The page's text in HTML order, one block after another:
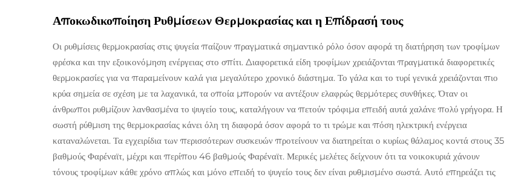
Αποκωδικοποίηση Ρυθμίσεων Θερμοκρασίας και η Επίδρασή τους
Οι ρυθμίσεις θερμοκρασίας στις ψυγεία παίζουν πραγματικά σημαντικό ρόλο όσον αφορά τη διατήρηση των τροφίμων
φρέσκα και την εξοικονόμηση ενέργειας στο σπίτι. Διαφορετικά είδη τροφίμων χρειάζονται πραγματικά διαφορετικές
θερμοκρασίες για να παραμείνουν καλά για μεγαλύτερο χρονικό διάστημα. Το γάλα και το τυρί γενικά χρειάζονται πιο
κρύα σημεία σε σχέση με τα λαχανικά, τα οποία μπορούν να αντέξουν ελαφρώς θερμότερες συνθήκες. Όταν οι
άνθρωποι ρυθμίζουν λανθασμένα το ψυγείο τους, καταλήγουν να πετούν τρόφιμα επειδή αυτά χαλάνε πολύ γρήγορα. Η
σωστή ρύθμιση της θερμοκρασίας κάνει όλη τη διαφορά όσον αφορά το τι τρώμε και πόση ηλεκτρική ενέργεια
καταναλώνεται. Τα εγχειρίδια των περισσότερων συσκευών προτείνουν να διατηρείται ο κυρίως θάλαμος κοντά στους 35
βαθμούς Φαρέναϊτ, μέχρι και περίπου 46 βαθμούς Φαρέναϊτ. Μερικές μελέτες δείχνουν ότι τα νοικοκυριά χάνουν
τόνους τροφίμων κάθε χρόνο απλώς και μόνο επειδή το ψυγείο τους δεν είναι ρυθμισμένο σωστά. Αυτό επηρεάζει τις